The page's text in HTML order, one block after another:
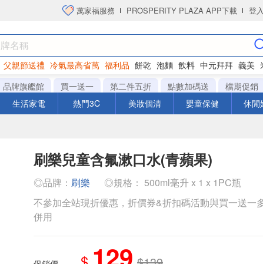
萬家福服務 PROSPERITY PLAZA APP下載 登入
父親節送禮 冷氣最高省萬 福利品 餅乾 泡麵 飲料 中元拜拜 義美
片
品牌旗艦館 買一送一 第二件五折 點數加碼送 檔期促銷
生活家電 熱門3C 美妝個清 嬰童保健 休閒
刷樂兒童含氟漱口水(青蘋果)
◎品牌： 刷樂
◎規格： 500ml毫升 x 1 x 1PC瓶
不參加全站現折優惠，折價券&折扣碼活動與買一送一
併用
129